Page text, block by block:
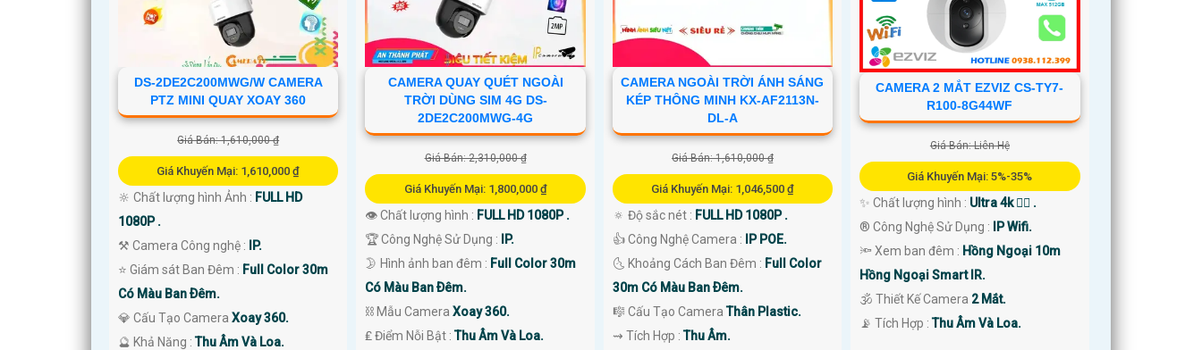
DS-2DE2C200MWG/W CAMERA
PTZ MINI QUAY XOAY 360
Giá Bán: 1,610,000 ₫
Giá Khuyến Mại: 1,610,000 ₫
🔆 Chất lượng hình Ảnh : FULL HD
1080P .
⚒ Camera Công nghệ :
IP.
⭐ Giám sát Ban Đêm : Full Color 30m
Có Màu Ban Ðêm.
💎 Cấu Tạo Camera Xoay 360.
️🔮 Khả Năng :Thu Âm Và Loa.
CAMERA QUAY QUÉT NGOÀI
TRỜI DÙNG SIM 4G DS-
2DE2C200MWG-4G
Giá Bán: 2,310,000 ₫
Giá Khuyến Mại: 1,800,000 ₫
👁 Chất lượng hình : FULL HD 1080P .
🏆 Công Nghệ Sử Dụng :
IP.
🌛 Hình ảnh ban đêm : Full Color 30m
Có Màu Ban Ðêm.
⛓ Mẫu CameraXoay 360.
️₤ Điểm Nỗi Bật :Thu Âm Và Loa.
CAMERA NGOÀI TRỜI ÁNH SÁNG
KÉP THÔNG MINH KX-AF2113N-
DL-A
Giá Bán: 1,610,000 ₫
Giá Khuyến Mại: 1,046,500 ₫
🔅 Độ sắc nét : FULL HD 1080P .
👍 Công Nghệ Camera :
IP POE.
🌜 Khoảng Cách Ban Đêm : Full Color
30m Có Màu Ban Ðêm.
🎼️ Cấu Tạo CameraThân Plastic.
️⇝ Tích Hợp :Thu Âm.
CAMERA 2 MẮT EZVIZ CS-TY7-
R100-8G44WF
Giá Bán: Liên Hệ
Giá Khuyến Mại: 5%-35%
✨ Chất lượng hình : Ultra 4k 👍🏾 .
®️ Công Nghệ Sử Dụng :
IP Wifi.
🔦 Xem ban đêm : Hồng Ngoại 10m
Hồng Ngoại Smart IR.
🕉️ Thiết Kế Camera 2 Mắt.
️📡 Tích Hợp :Thu Âm Và Loa.